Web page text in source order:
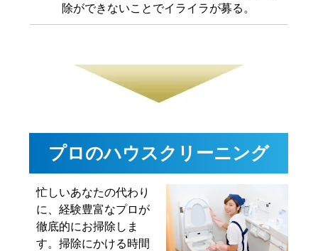
除ができないことでイライラが募る。
プロのハウスクリーニング
忙しいあなたの代わり
に、経験豊富なプロが
徹底的にお掃除しま
す。掃除にかける時間